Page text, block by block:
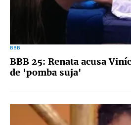
BBB
BBB 25: Renata acusa
de 'pomba suja'